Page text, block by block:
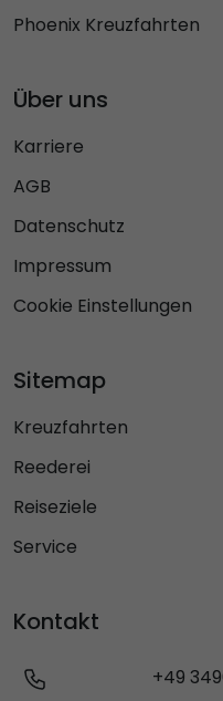
Phoenix Kreuzfahrten
Über uns
Karriere
AGB
Datenschutz
Impressum
Cookie Einstellungen
Sitemap
Kreuzfahrten
Reederei
Reiseziele
Service
Kontakt
+49